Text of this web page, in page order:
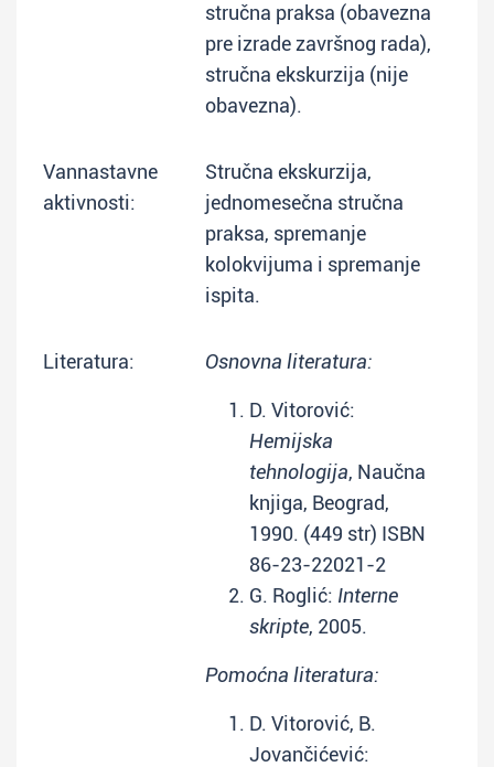
stručna praksa (obavezna
pre izrade završnog rada),
stručna ekskurzija (nije
obavezna).
Vannastavne
aktivnosti:
Stručna ekskurzija,
jednomesečna stručna
praksa, spremanje
kolokvijuma i spremanje
ispita.
Literatura: Osnovna literatura:
D. Vitorović:
Hemijska
tehnologija, Naučna
knjiga, Beograd,
1990. (449 str) ISBN
86-23-22021-2
G. Roglić: Interne
skripte, 2005.
Pomoćna literatura:
D. Vitorović, B.
Jovančićević: